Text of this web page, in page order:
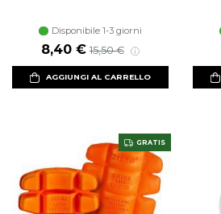
Disponibile 1-3 giorni
Prezzo scontato
8,40 € Prezzo di listino
15,50 €
AGGIUNGI AL CARRELLO
GRATIS